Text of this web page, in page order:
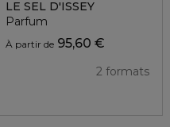
LE SEL D'ISSEY
Parfum
À partir de95,60 €
2 formats